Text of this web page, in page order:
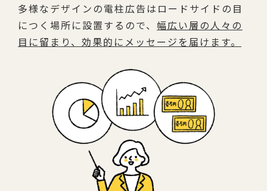
多様なデザインの電柱広告はロードサイドの目
につく場所に設置するので、 幅広い層の人々の
目に留まり、効果的にメッセージを届けます。